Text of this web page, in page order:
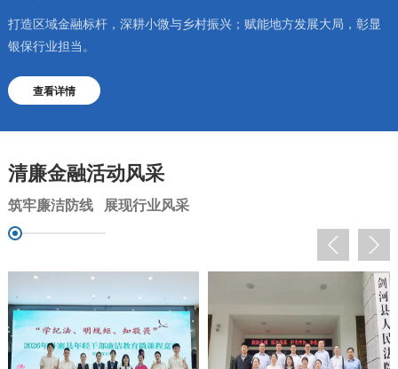
打造区域金融标杆，深耕小微与乡村振兴；赋能地方发展大局，彰显
银保行业担当。
查看详情
清廉金融活动风采
筑牢廉洁防线 展现行业风采